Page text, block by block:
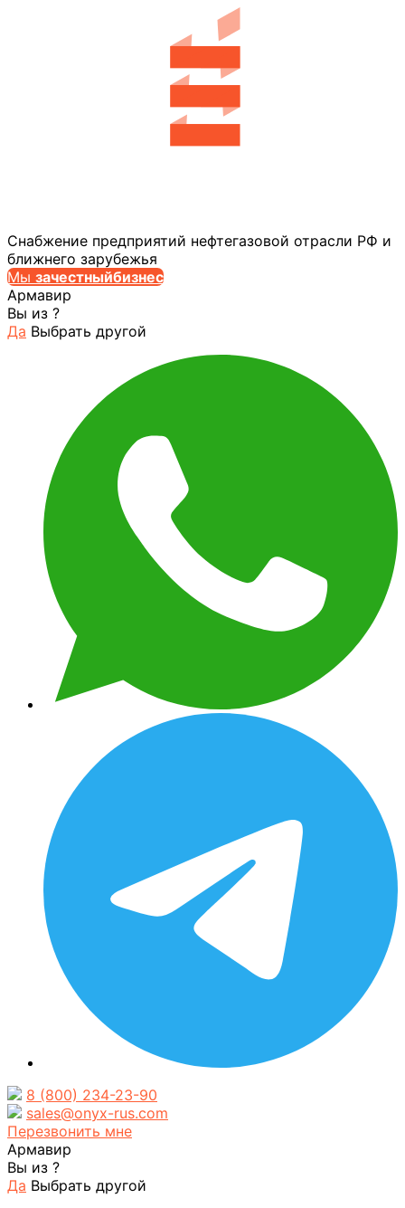
Снабжение предприятий нефтегазовой отрасли РФ и
ближнего зарубежья
Мы зачестныйбизнес
Армавир
Вы из ?
Да Выбрать другой
8 (800) 234-23-90
sales@onyx-rus.com
Перезвонить мне
Армавир
Вы из ?
Да Выбрать другой